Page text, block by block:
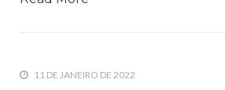
Um dos temas que gera controvérsia
cultural como na realidade política
11 DE JANEIRO DE 2022